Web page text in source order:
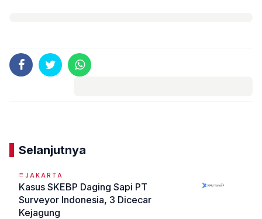
Selanjutnya
JAKARTA
Kasus SKEBP Daging Sapi PT
Surveyor Indonesia, 3 Dicecar
Kejagung